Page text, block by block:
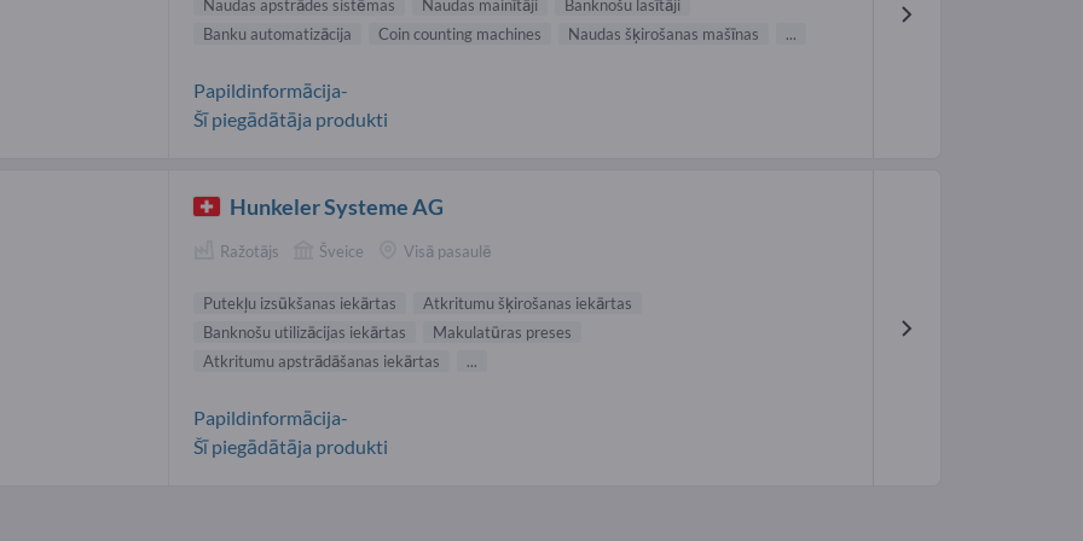
Naudas apstrādes sistēmas Naudas mainītāji
Banknošu lasītāji
Banku automatizācija
Coin counting machines Naudas šķirošanas mašīnas ...
Papildinformācija-
Šī piegādātāja produkti
Hunkeler Systeme AG
Ražotājs Šveice Visā pasaulē
Putekļu izsūkšanas iekārtas
Atkritumu šķirošanas iekārtas
Banknošu utilizācijas iekārtas
Makulatūras preses
Atkritumu apstrādāšanas iekārtas
...
Papildinformācija-
Šī piegādātāja produkti